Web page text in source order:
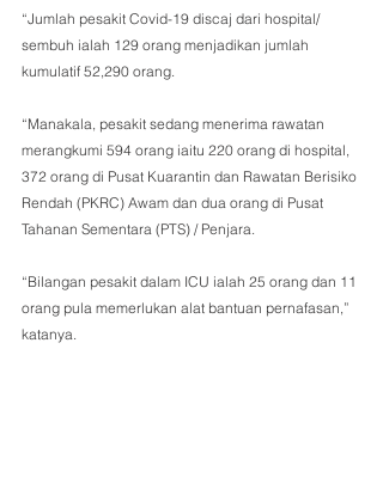
“Jumlah pesakit Covid-19 discaj dari hospital/
sembuh ialah 129 orang menjadikan jumlah
kumulatif 52,290 orang.
“Manakala, pesakit sedang menerima rawatan
merangkumi 594 orang iaitu 220 orang di hospital,
372 orang di Pusat Kuarantin dan Rawatan Berisiko
Rendah (PKRC) Awam dan dua orang di Pusat
Tahanan Sementara (PTS) / Penjara.
“Bilangan pesakit dalam ICU ialah 25 orang dan 11
orang pula memerlukan alat bantuan pernafasan,”
katanya.